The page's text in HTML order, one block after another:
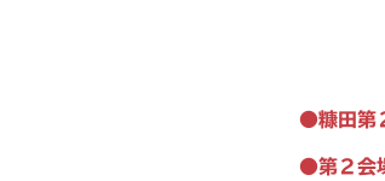
●糠田第
●第２会